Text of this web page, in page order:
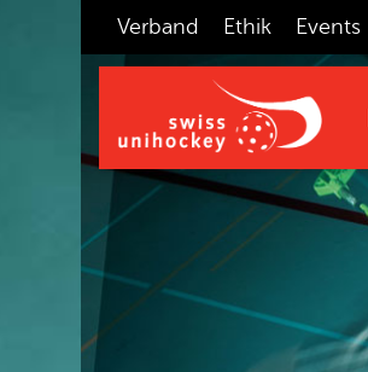
Verband Ethik Events